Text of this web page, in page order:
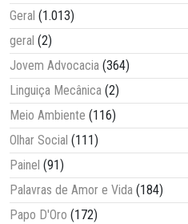
Geral (1.013)
geral (2)
Jovem Advocacia (364)
Linguiça Mecânica (2)
Meio Ambiente (116)
Olhar Social (111)
Painel (91)
Palavras de Amor e Vida (184)
Papo D'Oro (172)